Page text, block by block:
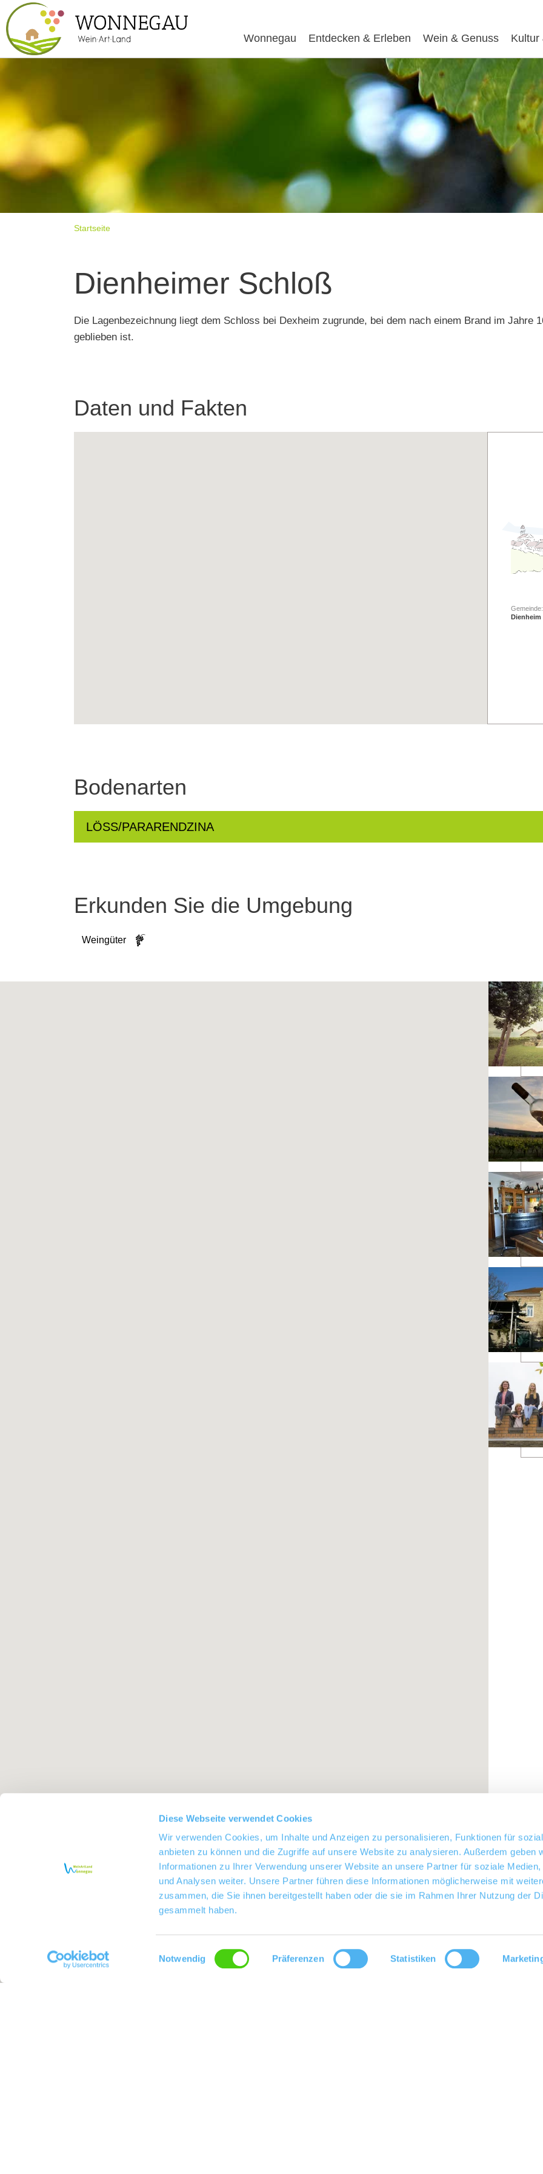
Diese Webseite verwendet Cookies
Wir verwenden Cookies, um Inhalte und Anzeigen zu personalisieren, Funktionen für
anbieten zu können und die Zugriffe auf unsere Website zu analysieren. Außerdem geben
Informationen zu Ihrer Verwendung unserer Website an unsere Partner für soziale Medien,
und Analysen weiter. Unsere Partner führen diese Informationen möglicherweise mit
zusammen, die Sie ihnen bereitgestellt haben oder die sie im Rahmen Ihrer Nutzung der
gesammelt haben.
Einwilligungsauswahl
Notwendig Präferenzen Statistiken
Wonnegau Entdecken & Erleben Wein & Genuss Kultur
Startseite
Dienheimer Schloß
Die Lagenbezeichnung liegt dem Schloss bei Dexheim zugrunde, bei dem nach einem Brand im Jahre
geblieben ist.
Daten und Fakten
Gemeinde:
Dienheim
Bodenarten
LÖSS/PARARENDZINA
Erkunden Sie die Umgebung
Weingüter